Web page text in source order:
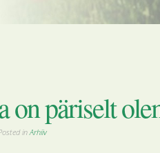
on päriselt
inArhiiv